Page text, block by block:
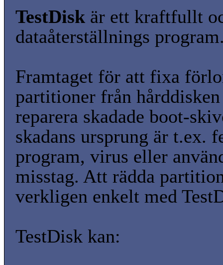
TestDisk är ett kraftfullt
dataåterställnings
Framtaget för att fixa
partitioner från
reparera skadade boot-
skadans ursprung är t.ex.
program, virus eller
misstag. Att rädda
verkligen enkelt med
TestDisk kan: